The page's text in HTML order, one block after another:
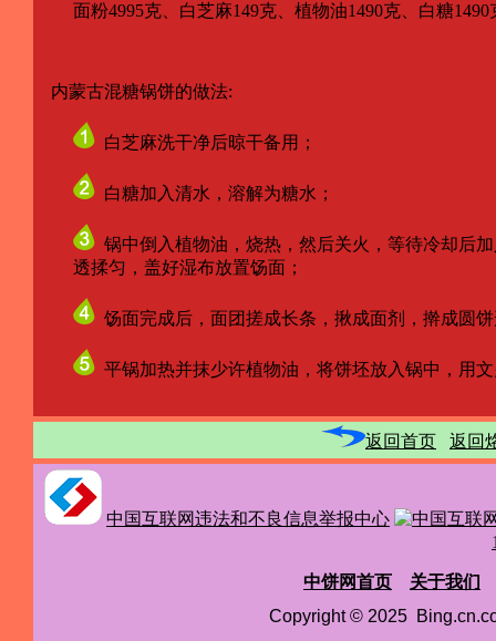
面粉4995克、白芝麻149克、植物油1490克、白糖1490
内蒙古混糖锅饼的做法:
白芝麻洗干净后晾干备用；
白糖加入清水，溶解为糖水；
锅中倒入植物油，烧热，然后关火，等待冷却后
透揉匀，盖好湿布放置饧面；
饧面完成后，面团搓成长条，揪成面剂，擀成圆
平锅加热并抹少许植物油，将饼坯放入锅中，用
返回首页 返回
中国互联网违法和不良信息举报中心
中饼网首页
关于我们
Copyright © 2025